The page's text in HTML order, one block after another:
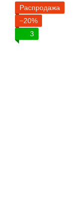
Распродажа
−20%
3